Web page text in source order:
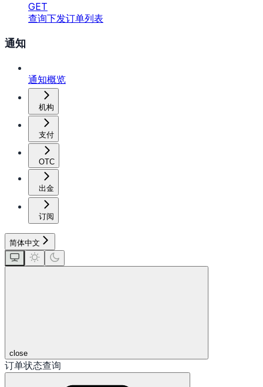
GET
查询下发订单列表
通知
通知概览
机构
支付
OTC
出金
订阅
简体中文
close
订单状态查询